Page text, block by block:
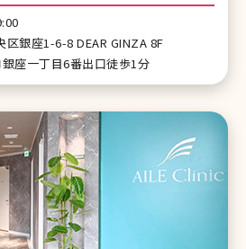
区銀座1-6-8 DEAR GINZA 8F
銀座一丁目6番出口徒歩1分